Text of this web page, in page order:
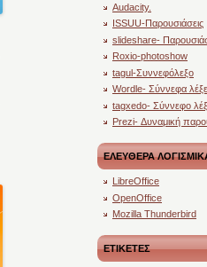
Audacity.
ISSUU-Παρουσιάσεις
slideshare-
Roxio-photoshow
tagul-Συννεφόλεξο
Wordle- Σύννεφα
tagxedo- Σύννεφο
Prezi- Δυναμική
ΕΛΕΥΘΕΡΑ
LibreOffice
OpenOffice
Mozilla Thunderbird
ΕΤΙΚΕΤΕΣ